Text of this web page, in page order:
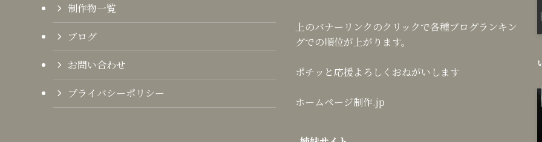
制作物一覧
ブログ
お問い合わせ
プライバシーポリシー
上のバナーリンクのクリックで各種ブログランキン
グでの順位が上がります。
ポチッと応援よろしくおねがいします
ホームページ制作.jp